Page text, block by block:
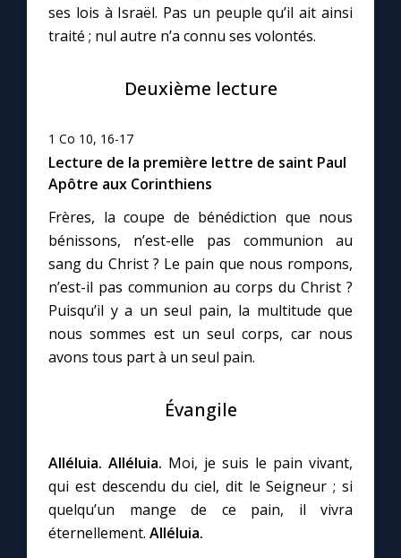
ses lois à Israël. Pas un peuple qu’il ait ainsi
traité ; nul autre n’a connu ses volontés.
Deuxième lecture
1 Co 10, 16-17
Lecture de la première lettre de saint Paul
Apôtre aux Corinthiens
Frères, la coupe de bénédiction que nous
bénissons, n’est-elle pas communion au
sang du Christ ? Le pain que nous rompons,
n’est-il pas communion au corps du Christ ?
Puisqu’il y a un seul pain, la multitude que
nous sommes est un seul corps, car nous
avons tous part à un seul pain.
Évangile
Alléluia. Alléluia. Moi, je suis le pain vivant,
qui est descendu du ciel, dit le Seigneur ; si
quelqu’un mange de ce pain, il vivra
éternellement. Alléluia.